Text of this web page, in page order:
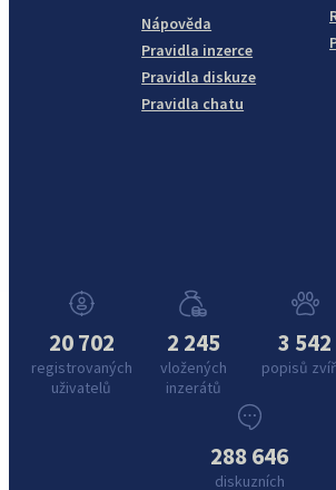
Nápověda
Pravidla inzerce
Pravidla diskuze
Pravidla chatu
20 702
registrovaných
uživatelů
2 245
vložených
inzerátů
3 542
popisů
288 646
diskuzních